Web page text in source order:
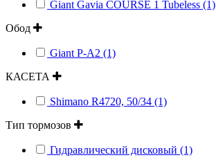
Giant Gavia COURSE 1 Tubeless (1)
Обод
Giant P-A2 (1)
КАСЕТА
Shimano R4720, 50/34 (1)
Тип тормозов
Гидравлический дисковый (1)